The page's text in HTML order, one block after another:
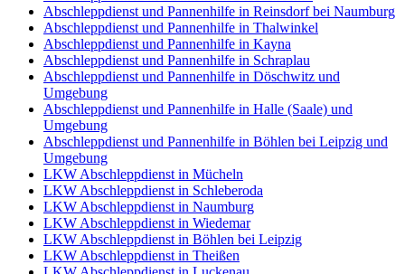
Abschleppdienst und Pannenhilfe in Reinsdorf bei Naumburg
Abschleppdienst und Pannenhilfe in Thalwinkel
Abschleppdienst und Pannenhilfe in Kayna
Abschleppdienst und Pannenhilfe in Schraplau
Abschleppdienst und Pannenhilfe in Döschwitz und
Umgebung
Abschleppdienst und Pannenhilfe in Halle (Saale) und
Umgebung
Abschleppdienst und Pannenhilfe in Böhlen bei Leipzig und
Umgebung
LKW Abschleppdienst in Mücheln
LKW Abschleppdienst in Schleberoda
LKW Abschleppdienst in Naumburg
LKW Abschleppdienst in Wiedemar
LKW Abschleppdienst in Böhlen bei Leipzig
LKW Abschleppdienst in Theißen